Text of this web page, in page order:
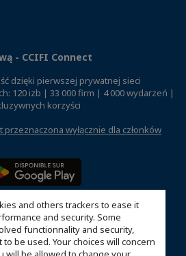
and others trackers to ease it
and security. Some
functionnality and security,
be used. Your choices will concern
- CCIFI Connect
dzięki pierwszej prywatnej sieci
120 izb | 33 000 firm | 4 000 wydarzeń |
korzyści
przeznaczona wyłącznie dla członków